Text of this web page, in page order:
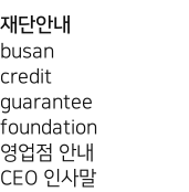
재단안내
busan
credit
guarantee
foundation
영업점 안내
CEO 인사말